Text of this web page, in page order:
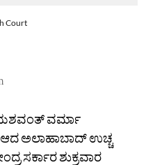
Court
ವರ್ಮಾ
ಅಲಾಹಾಬಾದ್ ಉಚ್ಚ
ಸರ್ಕಾರ ಶುಕ್ರವಾರ